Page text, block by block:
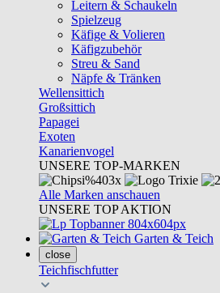
Leitern & Schaukeln
Spielzeug
Käfige & Volieren
Käfigzubehör
Streu & Sand
Näpfe & Tränken
Wellensittich
Großsittich
Papagei
Exoten
Kanarienvogel
UNSERE TOP-MARKEN
Alle Marken anschauen
UNSERE TOP AKTION
Garten & Teich
close
Teichfischfutter